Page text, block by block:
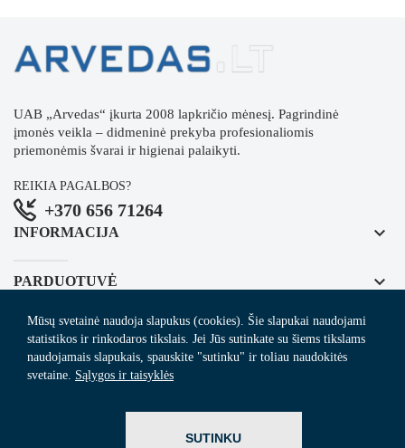
UAB „Arvedas“ įkurta 2008 lapkričio mėnesį. Pagrindinė
įmonės veikla – didmeninė prekyba profesionaliomis
priemonėmis švarai ir higienai palaikyti.
REIKIA PAGALBOS?
+370 656 71264
INFORMACIJA keyboard_arrow_down
PARDUOTUVĖ keyboard_arrow_down
REGISTRUOKITĖS NAUJIENLAIŠKIUI
Mūsų svetainė naudoja slapukus (cookies). Šie slapukai naudojami
statistikos ir rinkodaros tikslais. Jei Jūs sutinkate su šiems tikslams
naudojamais slapukais, spauskite "sutinku" ir toliau naudokitės
svetaine. Sąlygos ir taisyklės
SUTINKU